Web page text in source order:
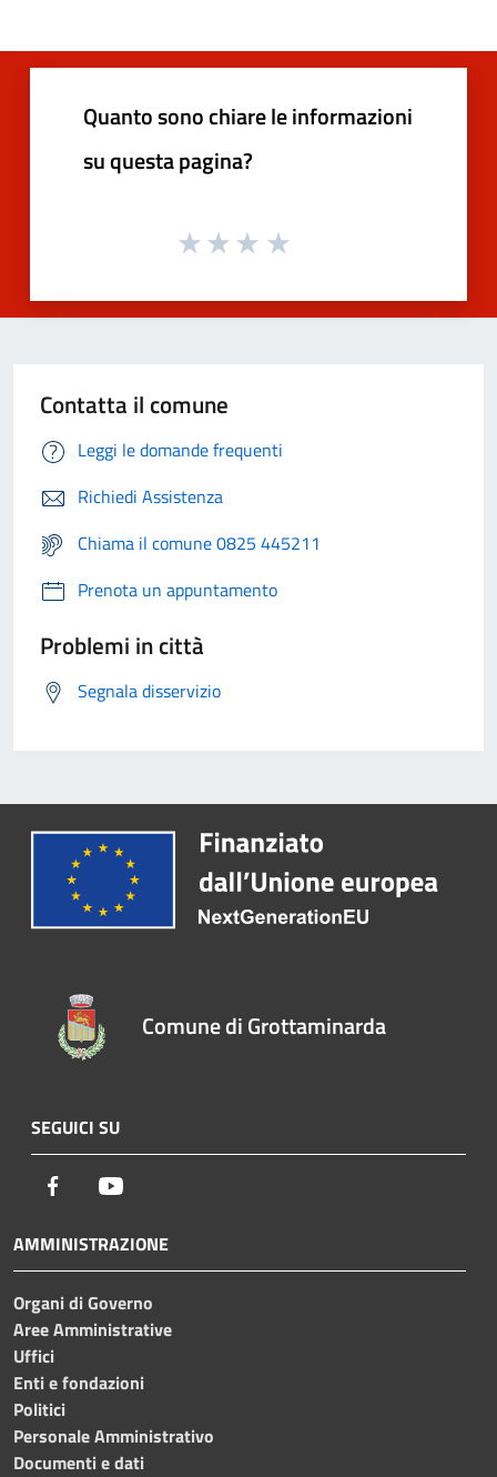
Quanto sono chiare le informazioni
su questa pagina?
Contatta il comune
Leggi le domande frequenti
Richiedi Assistenza
Chiama il comune 0825 445211
Prenota un appuntamento
Problemi in città
Segnala disservizio
Comune di Grottaminarda
SEGUICI SU
Facebook
AMMINISTRAZIONE
Organi di Governo
Aree Amministrative
Uffici
Enti e fondazioni
Politici
Personale Amministrativo
Documenti e dati